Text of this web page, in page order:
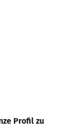
Profil zu